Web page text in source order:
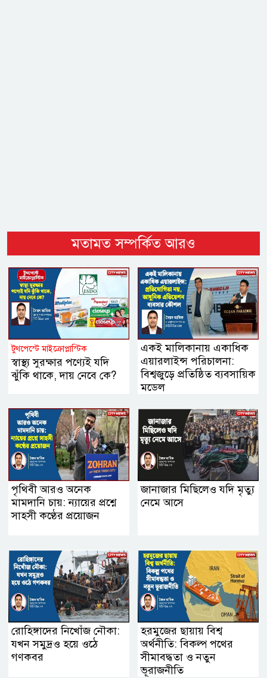
মতামত সম্পর্কিত আরও
টুথপেস্টে মাইক্রোপ্লাস্টিক
স্বাস্থ্য সুরক্ষার পণ্যেই যদি
ঝুঁকি থাকে, দায় নেবে কে?
একই মালিকানায় একাধিক
এয়ারলাইন্স পরিচালনা:
বিশ্বজুড়ে প্রতিষ্ঠিত ব্যবসায়িক
মডেল
পৃথিবী আরও অনেক
মামদানি চায়: ন্যায়ের প্রশ্নে
সাহসী কণ্ঠের প্রয়োজন
জানাজার মিছিলেও যদি মৃত্যু
নেমে আসে
রোহিঙ্গাদের নিখোঁজ নৌকা:
যখন সমুদ্রও হয়ে ওঠে
গণকবর
হরমুজের ছায়ায় বিশ্ব
অর্থনীতি: বিকল্প পথের
সীমাবদ্ধতা ও নতুন
ভূরাজনীতি